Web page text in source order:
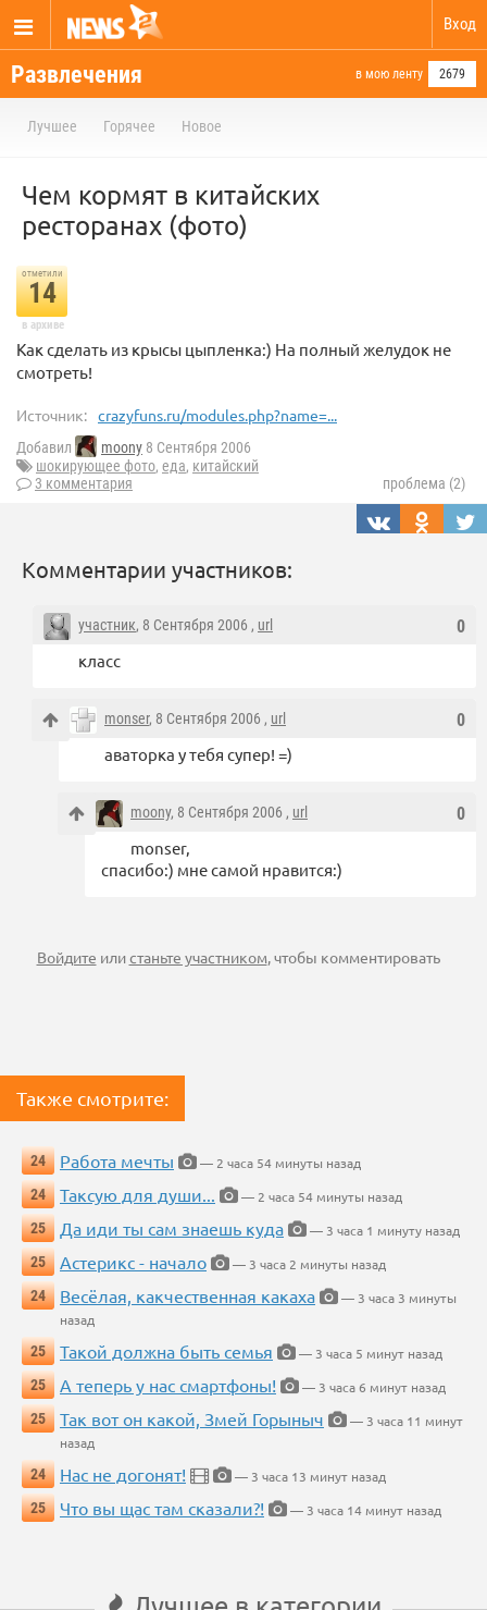
Вход
Развлечения в мою ленту 2679
Лучшее Горячее Новое
Чем кормят в китайских
ресторанах (фото)
отметили
14
в архиве
Как сделать из крысы цыпленка:) На полный желудок не
смотреть!
Источник: crazyfuns.ru/modules.php?name=...
Добавил moony 8 Сентября 2006
шокирующее фото, еда, китайский
3 комментария
проблема (2)
Комментарии участников:
0
участник, 8 Сентября 2006 , url
класс
0
monser, 8 Сентября 2006 , url
аваторка у тебя супер! =)
0
moony, 8 Сентября 2006 , url
monser,
спасибо:) мне самой нравится:)
Войдите илистаньте участником, чтобы комментировать
Также смотрите:
24 Работа мечты
— 2 часа 54 минуты назад
24
Таксую для души...
— 2 часа 54 минуты назад
25
Да иди ты сам знаешь куда
— 3 часа 1 минуту назад
25
Астерикс - начало
— 3 часа 2 минуты назад
24
Весёлая, какчественная какаха
— 3 часа 3 минуты
назад
25
Такой должна быть семья
— 3 часа 5 минут назад
25
А теперь у нас смартфоны!
— 3 часа 6 минут назад
25
Так вот он какой, Змей Горыныч
— 3 часа 11 минут
назад
24
Нас не догонят!
— 3 часа 13 минут назад
25
Что вы щас там сказали?! — 3 часа 14 минут назад